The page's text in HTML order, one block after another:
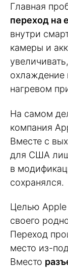
Главная
переход на
внутри
камеры и
охлаждение
нагревом
На самом
компания
Вместе с
для США
в
сохранялся.
Целью Apple
своего
Переход
место из-
Вместо